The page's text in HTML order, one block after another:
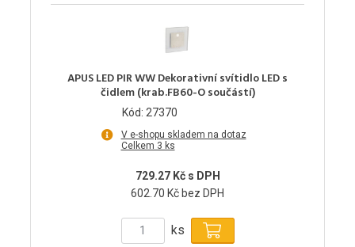
APUS LED PIR WW Dekorativní svítidlo LED s
čidlem (krab.FB60-O součástí)
Kód: 27370
V e-shopu skladem na dotaz
Celkem 3 ks
729.27 Kč s DPH
602.70 Kč bez DPH
ks